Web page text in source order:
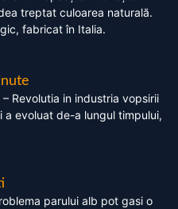
treptat culoarea naturală.
fabricat în Italia.
Revolutia in industria vopsirii
a evoluat de-a lungul timpului,
parului alb pot gasi o